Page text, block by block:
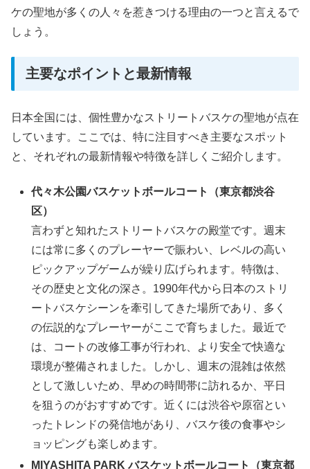
ケの聖地が多くの人々を惹きつける理由の一つと言えるで
しょう。
主要なポイントと最新情報
日本全国には、個性豊かなストリートバスケの聖地が点在
しています。ここでは、特に注目すべき主要なスポット
と、それぞれの最新情報や特徴を詳しくご紹介します。
代々木公園バスケットボールコート（東京都渋谷
区）
言わずと知れたストリートバスケの殿堂です。週末
には常に多くのプレーヤーで賑わい、レベルの高い
ピックアップゲームが繰り広げられます。特徴は、
その歴史と文化の深さ。1990年代から日本のストリ
ートバスケシーンを牽引してきた場所であり、多く
の伝説的なプレーヤーがここで育ちました。最近で
は、コートの改修工事が行われ、より安全で快適な
環境が整備されました。しかし、週末の混雑は依然
として激しいため、早めの時間帯に訪れるか、平日
を狙うのがおすすめです。近くには渋谷や原宿とい
ったトレンドの発信地があり、バスケ後の食事やシ
ョッピングも楽しめます。
MIYASHITA PARK バスケットボールコート（東京都